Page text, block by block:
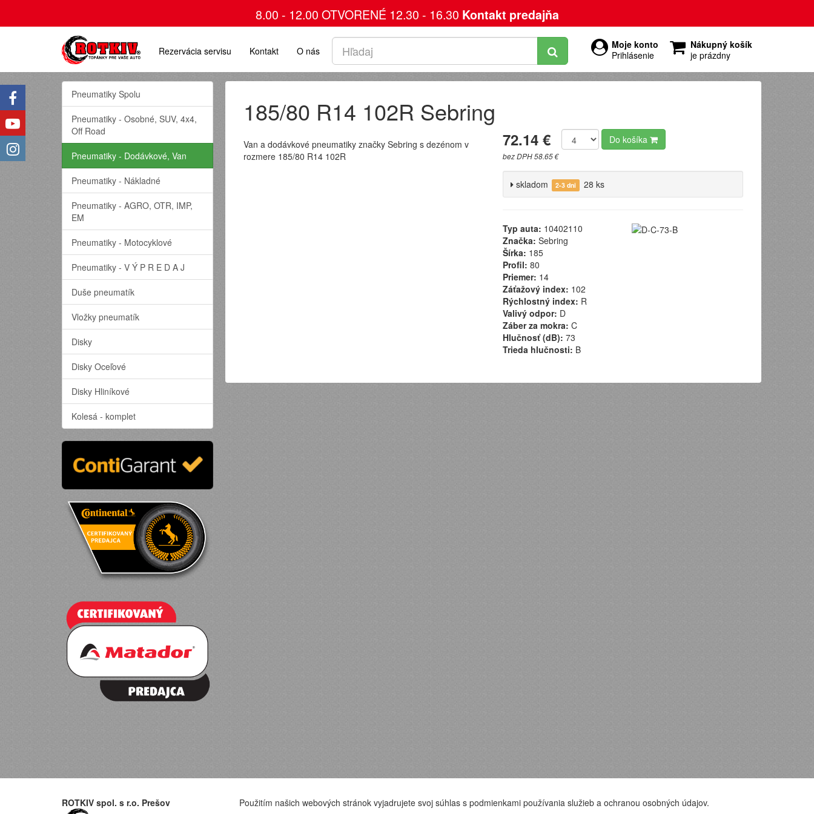
8.00 - 12.00 OTVORENÉ 12.30 - 16.30 Kontakt predajňa
Moje konto
Prihlásenie
Nákupný košík
je prázdny
Rezervácia servisu Kontakt O nás
185/80 R14 102R Sebring
Van a dodávkové pneumatiky značky Sebring s dezénom v
rozmere 185/80 R14 102R
72.14 €
bez DPH 58.65 €
Do košíka
skladom 2-3 dni 28 ks
Typ auta: 10402110
Značka: Sebring
Šírka: 185
Profil: 80
Priemer: 14
Záťažový index: 102
Rýchlostný index: R
Valivý odpor: D
Záber za mokra: C
Hlučnosť (dB): 73
Trieda hlučnosti: B
Pneumatiky Spolu
Pneumatiky - Osobné, SUV, 4x4,
Off Road
Pneumatiky - Dodávkové, Van
Pneumatiky - Nákladné
Pneumatiky - AGRO, OTR, IMP,
EM
Pneumatiky - Motocyklové
Pneumatiky - V Ý P R E D A J
Duše pneumatík
Vložky pneumatík
Disky
Disky Oceľové
Disky Hliníkové
Kolesá - komplet
ROTKIV spol. s r.o. Prešov Použitím našich webových stránok vyjadrujete svoj súhlas s podmienkami používania služieb a ochranou osobných údajov.